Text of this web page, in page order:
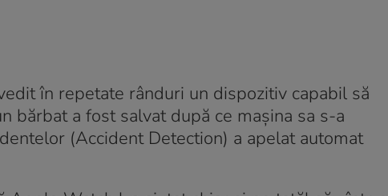
în repetate rânduri un dispozitiv capabil să
bărbat a fost salvat după ce mașina sa s-a
(Accident Detection) a apelat automat